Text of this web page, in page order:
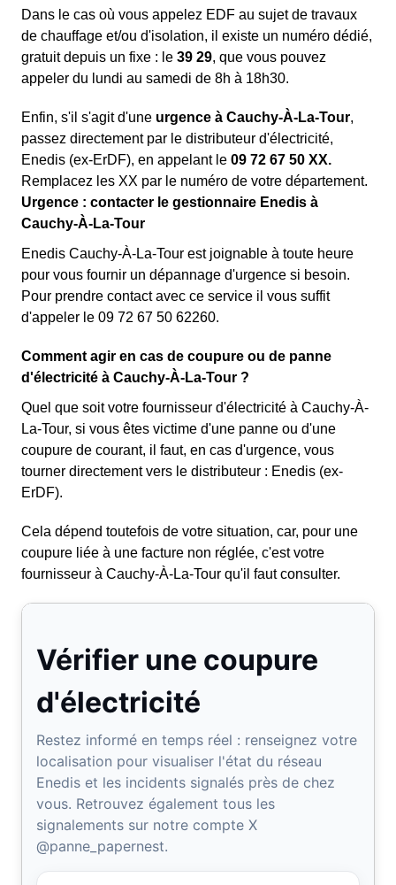
Dans le cas où vous appelez EDF au sujet de travaux
de chauffage et/ou d'isolation, il existe un numéro dédié,
gratuit depuis un fixe : le 39 29, que vous pouvez
appeler du lundi au samedi de 8h à 18h30.
Enfin, s'il s'agit d'une urgence à Cauchy-À-La-Tour,
passez directement par le distributeur d'électricité,
Enedis (ex-ErDF), en appelant le 09 72 67 50 XX.
Remplacez les XX par le numéro de votre département.
Urgence : contacter le gestionnaire Enedis à
Cauchy-À-La-Tour
Enedis Cauchy-À-La-Tour est joignable à toute heure
pour vous fournir un dépannage d'urgence si besoin.
Pour prendre contact avec ce service il vous suffit
d'appeler le 09 72 67 50 62260.
Comment agir en cas de coupure ou de panne
d'électricité à Cauchy-À-La-Tour ?
Quel que soit votre fournisseur d'électricité à Cauchy-À-
La-Tour, si vous êtes victime d'une panne ou d'une
coupure de courant, il faut, en cas d'urgence, vous
tourner directement vers le distributeur : Enedis (ex-
ErDF).
Cela dépend toutefois de votre situation, car, pour une
coupure liée à une facture non réglée, c'est votre
fournisseur à Cauchy-À-La-Tour qu'il faut consulter.